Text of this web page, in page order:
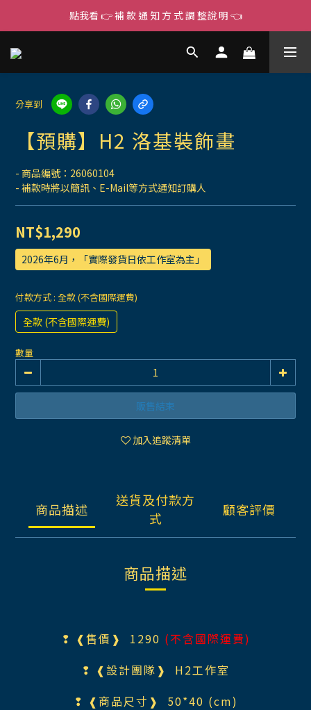
點我看 👉 補 款 通 知 方 式 調 整說 明 👈
分享到
【預購】H2 洛基裝飾畫
- 商品編號：26060104
- 補款時將以簡訊、E-Mail等方式通知訂購人
NT$1,290
2026年6月，「實際發貨日依工作室為主」
付款方式 : 全款 (不含國際運費)
全款 (不含國際運費)
數量
販售結束
加入追蹤清單
商品描述
送貨及付款方
式
顧客評價
商品描述
❢ ❰售價❱ 1290 (不含國際運費)
❢ ❰設計團隊❱ H2工作室
❢ ❰商品尺寸❱ 50*40 (cm)